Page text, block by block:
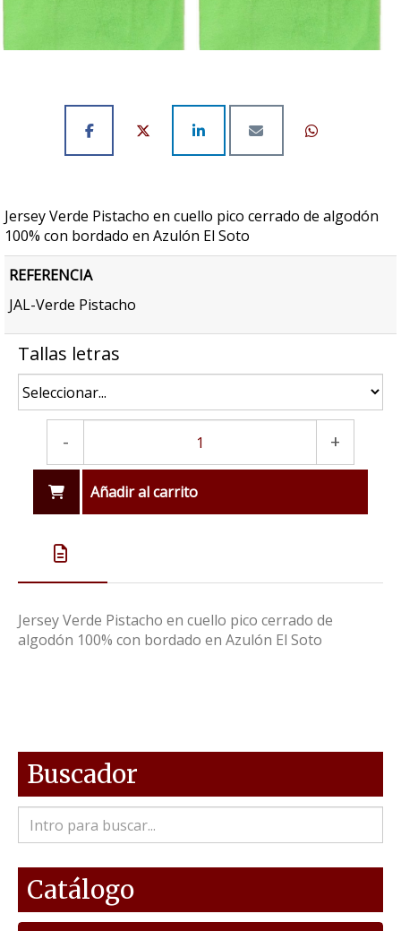
Jersey Verde Pistacho en cuello pico cerrado de algodón
100% con bordado en Azulón El Soto
REFERENCIA
JAL-Verde Pistacho
Tallas letras
- +
Añadir al carrito
Jersey Verde Pistacho en cuello pico cerrado de
algodón 100% con bordado en Azulón El Soto
Buscador
Catálogo